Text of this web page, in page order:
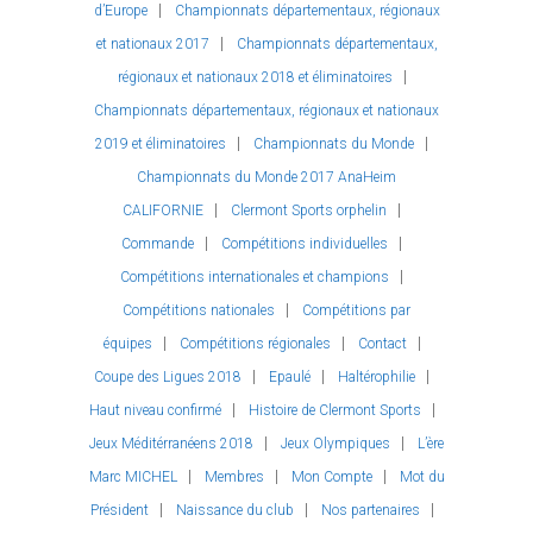
d’Europe
Championnats départementaux, régionaux
et nationaux 2017
Championnats départementaux,
régionaux et nationaux 2018 et éliminatoires
Championnats départementaux, régionaux et nationaux
2019 et éliminatoires
Championnats du Monde
Championnats du Monde 2017 AnaHeim
CALIFORNIE
Clermont Sports orphelin
Commande
Compétitions individuelles
Compétitions internationales et champions
Compétitions nationales
Compétitions par
équipes
Compétitions régionales
Contact
Coupe des Ligues 2018
Epaulé
Haltérophilie
Haut niveau confirmé
Histoire de Clermont Sports
Jeux Méditérranéens 2018
Jeux Olympiques
L’ère
Marc MICHEL
Membres Mon Compte
Mot du
Président
Naissance du club Nos partenaires